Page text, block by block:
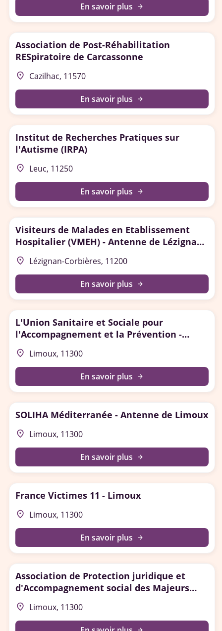
En savoir plus arrow_forward
Association de Post-Réhabilitation
RESpiratoire de Carcassonne
place Cazilhac, 11570
En savoir plus arrow_forward
Institut de Recherches Pratiques sur
l'Autisme (IRPA)
place Leuc, 11250
En savoir plus arrow_forward
Visiteurs de Malades en Etablissement
Hospitalier (VMEH) - Antenne de Lézignan-
Corbières
place Lézignan-Corbières, 11200
En savoir plus arrow_forward
L'Union Sanitaire et Sociale pour
l'Accompagnement et la Prévention -
USSAP
place Limoux, 11300
En savoir plus arrow_forward
SOLIHA Méditerranée - Antenne de Limoux
place Limoux, 11300
En savoir plus arrow_forward
France Victimes 11 - Limoux
place Limoux, 11300
En savoir plus arrow_forward
Association de Protection juridique et
d'Accompagnement social des Majeurs
(APAM) - Limoux
place Limoux, 11300